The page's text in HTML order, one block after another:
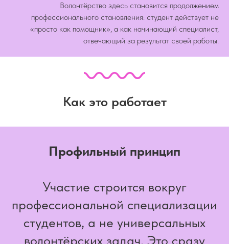
Волонтёрство здесь становится продолжением
профессионального становления: студент действует не
«просто как помощник», а как начинающий специалист,
отвечающий за результат своей работы.
Как это работает
Профильный принцип
Участие строится вокруг
профессиональной специализации
студентов, а не универсальных
волонтёрских задач. Это сразу